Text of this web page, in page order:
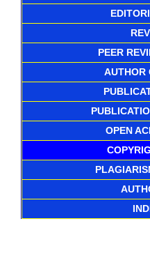
PEER
AUTHOR
OPEN